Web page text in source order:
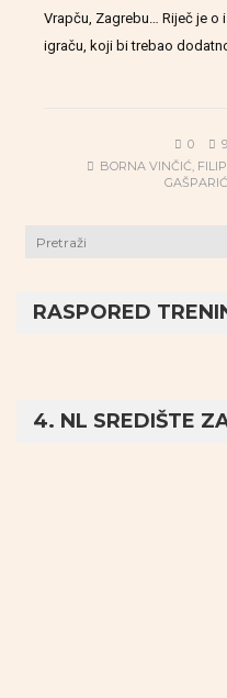
Vrapču, Zagrebu… Riječ je
igraču, koji bi trebao
0
BORNA VINČIĆ,
GAŠPARIĆ
RASPORED
4. NL SREDIŠTE